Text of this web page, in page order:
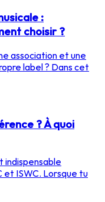
:
choisir ?
association et une
label ? Dans cet
? À quoi
indispensable
et ISWC. Lorsque tu